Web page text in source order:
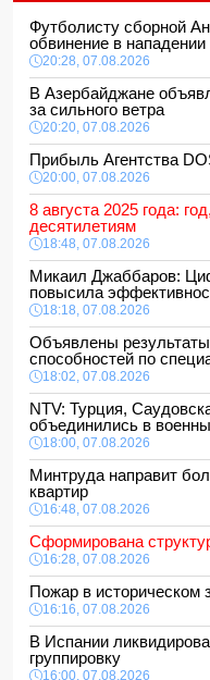
Футболисту сборной
обвинение в
20:28, 07.08.2026
В Азербайджане
за сильного ветра
20:20, 07.08.2026
Прибыль Агентства
20:00, 07.08.2026
8 августа 2025 года:
десятилетиям
18:48, 07.08.2026
Микаил Джаббаров:
повысила
18:18, 07.08.2026
Объявлены
способностей по
18:02, 07.08.2026
NTV: Турция,
объединились в
18:00, 07.08.2026
Минтруда направит
квартир
16:48, 07.08.2026
Сформирована
16:28, 07.08.2026
Пожар в историческом
16:16, 07.08.2026
В Испании
группировку
16:00, 07.08.2026